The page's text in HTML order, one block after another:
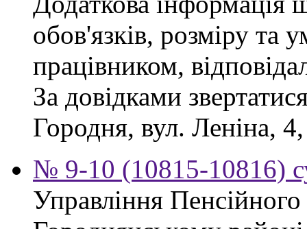
обов'язків, розміру та
працівником,
За довідками
Городня, вул. Леніна,
№ 9-10 (10815-10816)
Управління